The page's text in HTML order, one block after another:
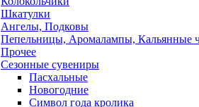
Шкатулки
Ангелы, Подковы
Пепельницы, Аромалампы, Кальянные
Прочее
Сезонные сувениры
Пасхальные
Новогодние
Символ года кролика